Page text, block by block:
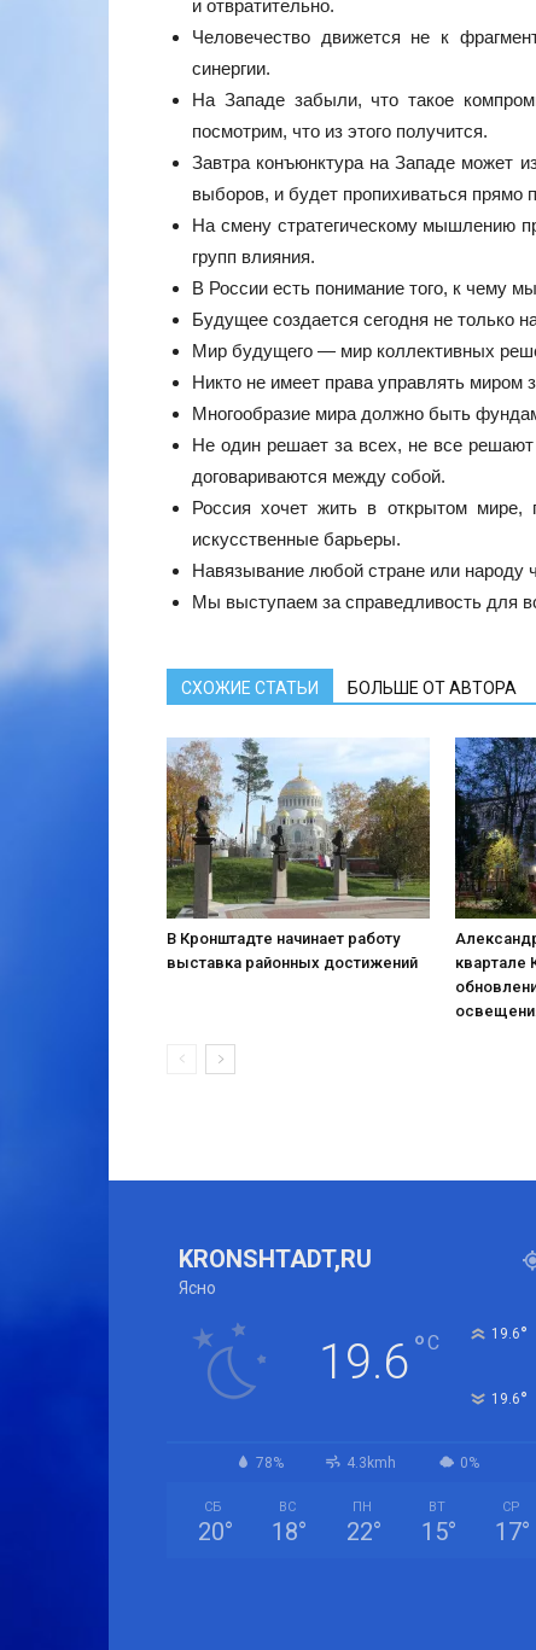
и отвратительно.
Человечество движется не к
синергии.
На Западе забыли, что такое
посмотрим, что из этого получится.
Завтра конъюнктура на Западе может
выборов, и будет пропихиваться прямо
На смену стратегическому мышлению
групп влияния.
В России есть понимание того, к чему
Будущее создается сегодня не только
Мир будущего — мир коллективных
Никто не имеет права управлять миром
Многообразие мира должно быть
Не один решает за всех, не все решают
договариваются между собой.
Россия хочет жить в открытом мире,
искусственные барьеры.
Навязывание любой стране или
Мы выступаем за справедливость для
СХОЖИЕ СТАТЬИ БОЛЬШЕ ОТ АВТОРА
В Кронштадте начинает работу
выставка районных достижений
квартале
KRONSHTADT,RU
Ясно
19.6°C 19.6°
19.6°
78% 4.3kmh 0%
СБ
20°
ВС
18°
ПН
22°
ВТ
15°
СР
17°